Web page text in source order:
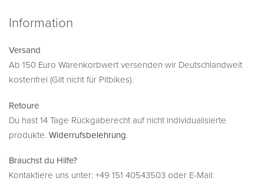
Information
Versand
Ab 150 Euro Warenkorbwert versenden wir Deutschlandweit
kostenfrei (Gilt nicht für Pitbikes).
Retoure
Du hast 14 Tage Rückgaberecht auf nicht individualisierte
produkte. Widerrufsbelehrung.
Brauchst du Hilfe?
Kontaktiere uns unter: +49 151 40543503 oder E-Mail: